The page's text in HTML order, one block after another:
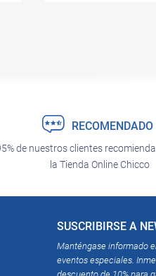
RECOMENDADO
de nuestros clientes
la Tienda Online Chicco
SUSCRIBIRSE A
Manténgase informado
eventos especiales.